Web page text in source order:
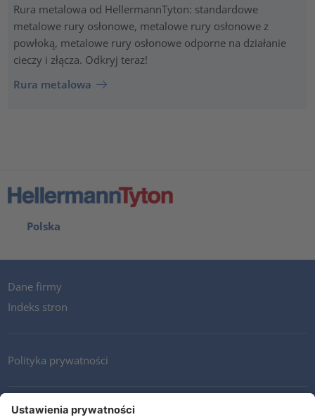
Rura metalowa od HellermannTyton: standardowe
metalowe rury osłonowe, metalowe rury osłonowe z
powłoką, metalowe rury osłonowe odporne na działanie
cieczy i złącza. Odkryj teraz!
Rura metalowa
Polska
Dane firmy
Indeks stron
Polityka prywatności